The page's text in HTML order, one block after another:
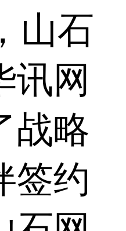
山石
讯网
战略
签约